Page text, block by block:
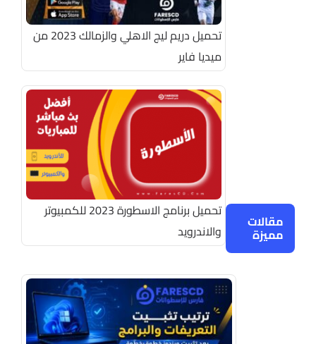
مقالات
مميزة
تحميل دريم ليج الاهلي والزمالك 2023 من
ميديا فاير
تحميل برنامج الاسطورة 2023 للكمبيوتر
والاندرويد